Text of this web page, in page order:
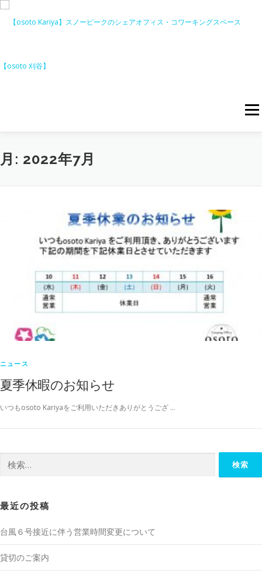
へ
メニ
料金表 アクセス
月: 2022年7月
ニュース
夏季休暇のお知らせ
いつもosoto Kariyaをご利用いただきありがとうござ …
索:
最近の投稿
台風６号接近に伴う営業時間変更について
貸切のご案内